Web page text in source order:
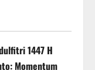
1447 H
Momentum